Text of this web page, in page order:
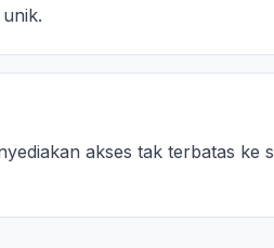
akses tak terbatas ke